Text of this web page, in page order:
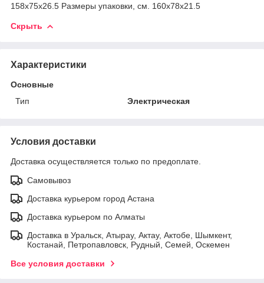
158х75x26.5 Размеры упаковки, см. 160х78x21.5
Скрыть
Характеристики
Основные
Тип
Электрическая
Условия доставки
Доставка осуществляется только по предоплате.
Самовывоз
Доставка курьером город Астана
Доставка курьером по Алматы
Доставка в Уральск, Атырау, Актау, Актобе, Шымкент,
Костанай, Петропавловск, Рудный, Семей, Оскемен
Все условия доставки